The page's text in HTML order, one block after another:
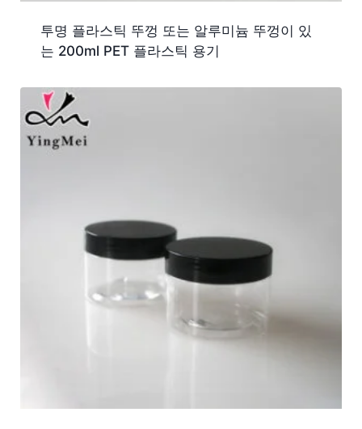
투명 플라스틱 뚜껑 또는 알루미늄 뚜껑이 있
는 200ml PET 플라스틱 용기